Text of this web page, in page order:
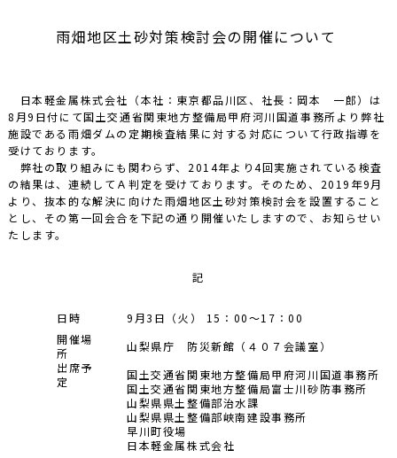
雨畑地区土砂対策検討会の開催について
日本軽金属株式会社（本社：東京都品川区、社長：岡本 一郎）は
8月9日付にて国土交通省関東地方整備局甲府河川国道事務所より弊社
施設である雨畑ダムの定期検査結果に対する対応について行政指導を
受けております。
弊社の取り組みにも関わらず、2014年より4回実施されている検査
の結果は、連続してＡ判定を受けております。そのため、2019年9月
より、抜本的な解決に向けた雨畑地区土砂対策検討会を設置すること
とし、その第一回会合を下記の通り開催いたしますので、お知らせい
たします。
記
日時
9月3日（火） 15：00～17：00
開催場
所
山梨県庁 防災新館（４０７会議室）
出席予
定
国土交通省関東地方整備局甲府河川国道事務所
国土交通省関東地方整備局富士川砂防事務所
山梨県県土整備部治水課
山梨県県土整備部峡南建設事務所
早川町役場
日本軽金属株式会社